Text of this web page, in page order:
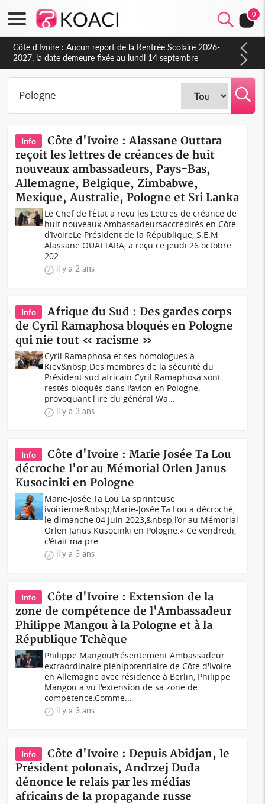
0
Côte d'Ivoire : Aucun report de la Rentrée Scolaire 2026-
2027, la date demeure fixée au lundi 14 septembre
(Ministère)
Info
Côte d'Ivoire : Alassane Outtara
reçoit les lettres de créances de huit
nouveaux ambassadeurs, Pays-Bas,
Allemagne, Belgique, Zimbabwe,
Mexique, Australie, Pologne et Sri Lanka
Le Chef de l’État a reçu les Lettres de créance de
huit nouveaux Ambassadeursaccrédités en Côte
d’IvoireLe Président de la République, S.E.M
Alassane OUATTARA, a reçu ce jeudi 26 octobre
202...
il y a 2 ans
Info
Afrique du Sud : Des gardes corps
de Cyril Ramaphosa bloqués en Pologne
qui nie tout « racisme »
Cyril Ramaphosa et ses homologues à
Kiev&nbsp;Des membres de la sécurité du
Président sud africain Cyril Ramaphosa sont
restés bloqués dans l'avion en Pologne,
provoquant l'ire du général Wa...
il y a 3 ans
Info
Côte d'Ivoire : Marie Josée Ta Lou
décroche l'or au Mémorial Orlen Janus
Kusocinki en Pologne
Marie-Josée Ta Lou La sprinteuse
ivoirienne&nbsp;Marie-Josée Ta Lou a décroché,
le dimanche 04 juin 2023,&nbsp;l’or au Mémorial
Orlen Janus Kusocinki en Pologne.« Ce vendredi,
c'était ma pre...
il y a 3 ans
Info
Côte d'Ivoire : Extension de la
zone de compétence de l'Ambassadeur
Philippe Mangou à la Pologne et à la
République Tchèque
Philippe MangouPrésentement Ambassadeur
extraordinaire plénipotentiaire de Côte d'Ivoire
en Allemagne avec résidence à Berlin, Philippe
Mangou a vu l'extension de sa zone de
compétence.Comme...
il y a 3 ans
Info
Côte d'Ivoire : Depuis Abidjan, le
Président polonais, Andrzej Duda
dénonce le relais par les médias
africains de la propagande russe